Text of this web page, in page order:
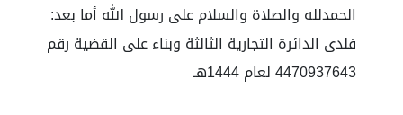
الحمدلله والصلاة والسلام على رسول الله أما بعد:
فلدى الدائرة التجارية الثالثة وبناء على القضية رقم
4470937643 لعام 1444هـ